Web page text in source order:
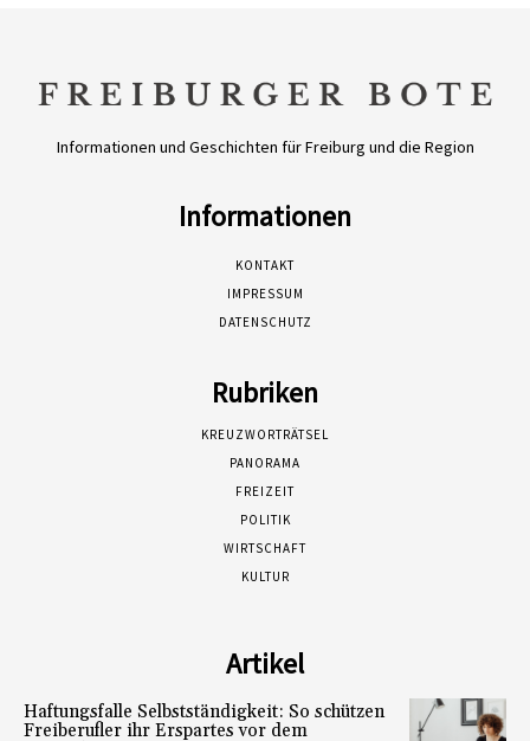
Informationen und Geschichten für Freiburg und die Region
Informationen
KONTAKT
IMPRESSUM
DATENSCHUTZ
Rubriken
KREUZWORTRÄTSEL
PANORAMA
FREIZEIT
POLITIK
WIRTSCHAFT
KULTUR
Artikel
Haftungsfalle Selbstständigkeit: So schützen
Freiberufler ihr Erspartes vor dem